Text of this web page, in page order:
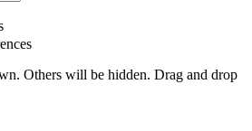
Others will be hidden. Drag and drop